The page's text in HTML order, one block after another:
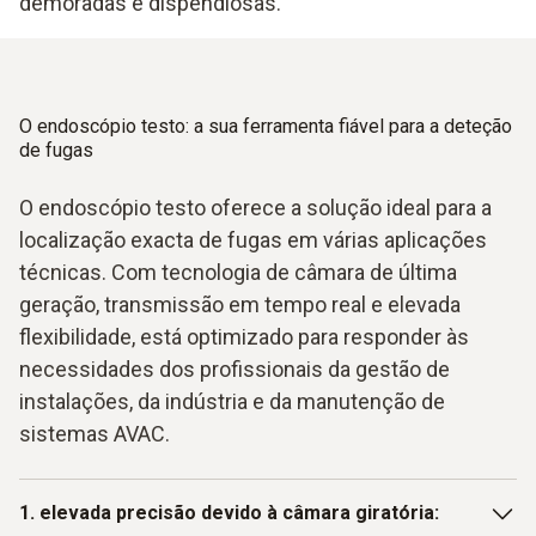
O endoscópio testo: a sua ferramenta fiável para a deteção
de fugas
O endoscópio testo oferece a solução ideal para a
localização exacta de fugas em várias aplicações
técnicas. Com tecnologia de câmara de última
geração, transmissão em tempo real e elevada
flexibilidade, está optimizado para responder às
necessidades dos profissionais da gestão de
instalações, da indústria e da manutenção de
sistemas AVAC.
1. elevada precisão devido à câmara giratória: